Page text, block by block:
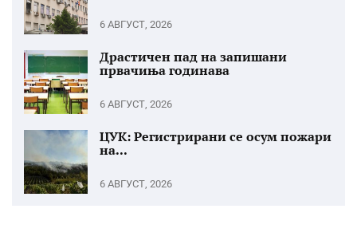
6 АВГУСТ, 2026
Драстичен пад на запишани
првачиња годинава
6 АВГУСТ, 2026
ЦУК: Регистрирани се осум пожари
на...
6 АВГУСТ, 2026